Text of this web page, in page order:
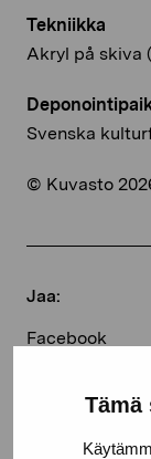
Tämä
Tekniikka
Akryl på skiva
Svenska
© Kuvasto
Jaa:
Facebook